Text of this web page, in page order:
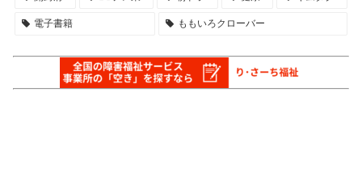
電子書籍 ももいろクローバー